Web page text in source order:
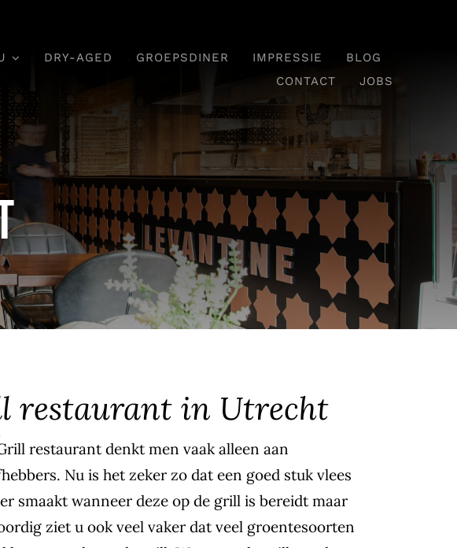
DRY-AGED GROEPSDINER IMPRESSIE
BLOG
CONTACT
JOBS
restaurant in Utrecht
restaurant denkt men vaak alleen aan
Nu is het zeker zo dat een goed stuk vlees
smaakt wanneer deze op de grill is bereidt maar
ziet u ook veel vaker dat veel groentesoorten